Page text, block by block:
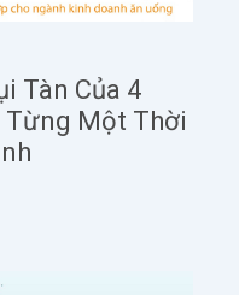
Tàn Của 4
Từng Một Thời